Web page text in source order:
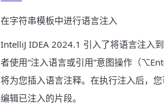
在字符串模板中进行语言注入
IntelliJ IDEA 2024.1 引入了将语言注入
者使用“注入语言或引用”意图操作（
将为您插入语言注释。在执行注入后，
编辑已注入的片段。